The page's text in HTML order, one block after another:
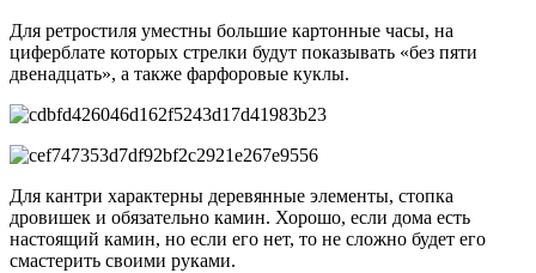
Для ретростиля уместны большие картонные часы, на
циферблате которых стрелки будут показывать «без пяти
двенадцать», а также фарфоровые куклы.
Для кантри характерны деревянные элементы, стопка
дровишек и обязательно камин. Хорошо, если дома есть
настоящий камин, но если его нет, то не сложно будет его
смастерить своими руками.